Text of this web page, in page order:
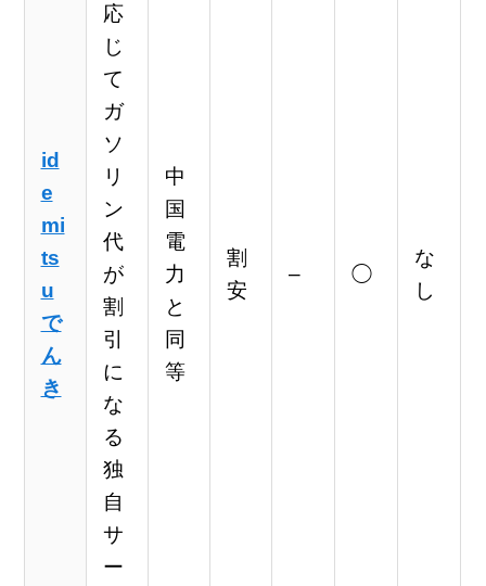
id
e
mi
ts
u
で
ん
き
応
じ
て
ガ
ソ
リ
ン
代
が
割
引
に
な
る
独
自
サ
ー
中
国
電
力
と
同
等
割
安
– ◯
な
し